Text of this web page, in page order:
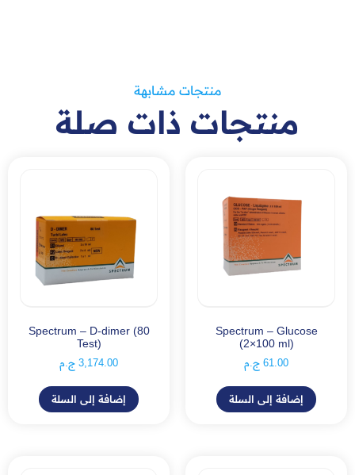
منتجات مشابهة
منتجات ذات صلة
Spectrum – Glucose
(2×100 ml)
61.00 ج.م
إضافة إلى السلة
Spectrum – D-dimer (80
Test)
3,174.00 ج.م
إضافة إلى السلة